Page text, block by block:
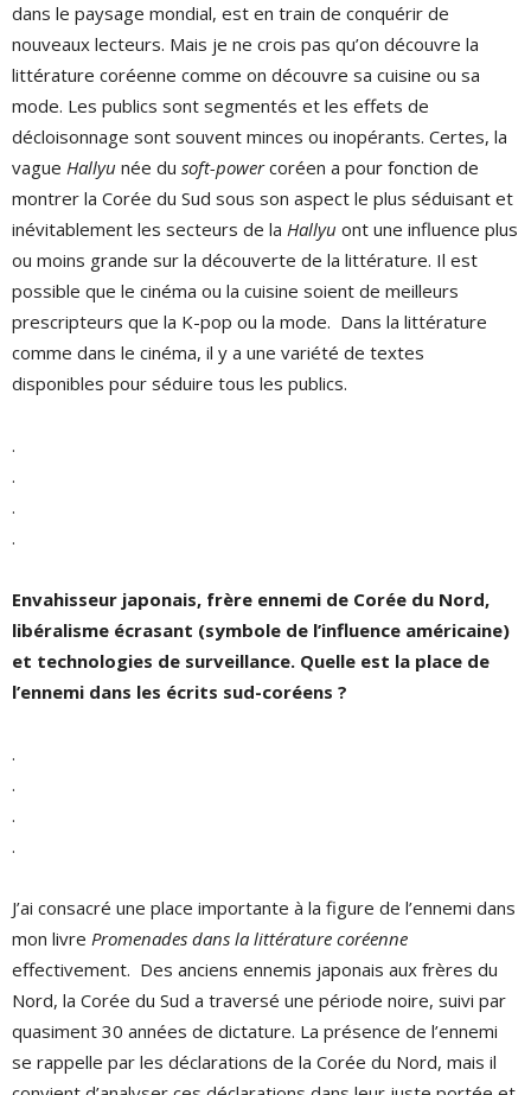
dans le paysage mondial, est en train de conquérir de
nouveaux lecteurs. Mais je ne crois pas qu’on découvre la
littérature coréenne comme on découvre sa cuisine ou sa
mode. Les publics sont segmentés et les effets de
décloisonnage sont souvent minces ou inopérants. Certes, la
vague Hallyu née du soft-powercoréen a pour fonction de
montrer la Corée du Sud sous son aspect le plus séduisant et
inévitablement les secteurs de la Hallyu ont une influence plus
ou moins grande sur la découverte de la littérature. Il est
possible que le cinéma ou la cuisine soient de meilleurs
prescripteurs que la K-pop ou la mode. Dans la littérature
comme dans le cinéma, il y a une variété de textes
disponibles pour séduire tous les publics.
.
.
.
.
Envahisseur japonais, frère ennemi de Corée du Nord,
libéralisme écrasant (symbole de l’influence américaine)
et technologies de surveillance. Quelle est la place de
l’ennemi dans les écrits sud-coréens ?
.
.
.
.
J’ai consacré une place importante à la figure de l’ennemi dans
mon livre Promenades dans la littérature coréenne
effectivement. Des anciens ennemis japonais aux frères du
Nord, la Corée du Sud a traversé une période noire, suivi par
quasiment 30 années de dictature. La présence de l’ennemi
se rappelle par les déclarations de la Corée du Nord, mais il